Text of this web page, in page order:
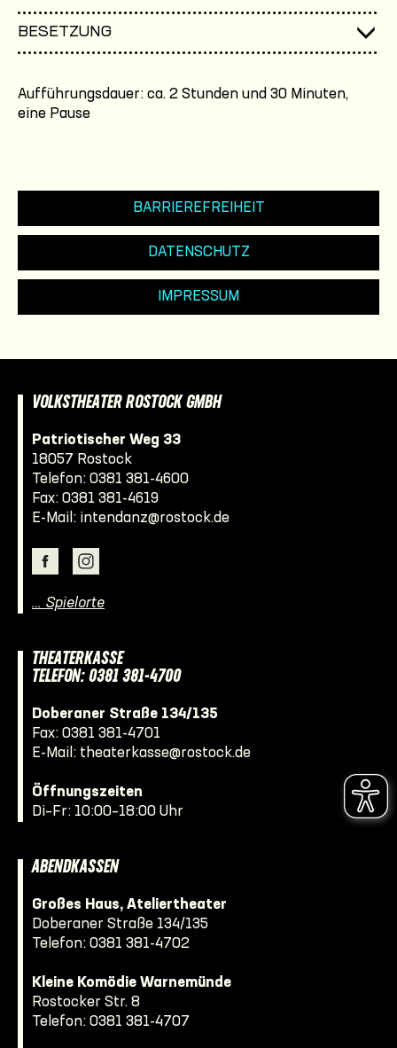
BESETZUNG
Aufführungsdauer: ca. 2 Stunden und 30 Minuten,
eine Pause
BARRIEREFREIHEIT
DATENSCHUTZ
IMPRESSUM
VOLKSTHEATER ROSTOCK GMBH
Patriotischer Weg 33
18057 Rostock
Telefon: 0381 381-4600
Fax: 0381 381-4619
E-Mail: intendanz@rostock.de
… Spielorte
THEATERKASSE
TELEFON: 0381 381-4700
Doberaner Straße 134/135
Fax: 0381 381-4701
E-Mail: theaterkasse@rostock.de
Öffnungszeiten
Di–Fr: 10:00–18:00 Uhr
ABENDKASSEN
Großes Haus, Ateliertheater
Doberaner Straße 134/135
Telefon: 0381 381-4702
Kleine Komödie Warnemünde
Rostocker Str. 8
Telefon: 0381 381-4707